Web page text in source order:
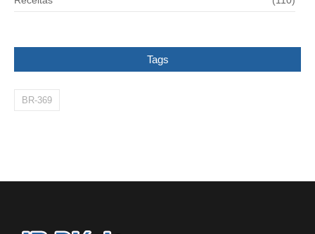
Tags
BR-369